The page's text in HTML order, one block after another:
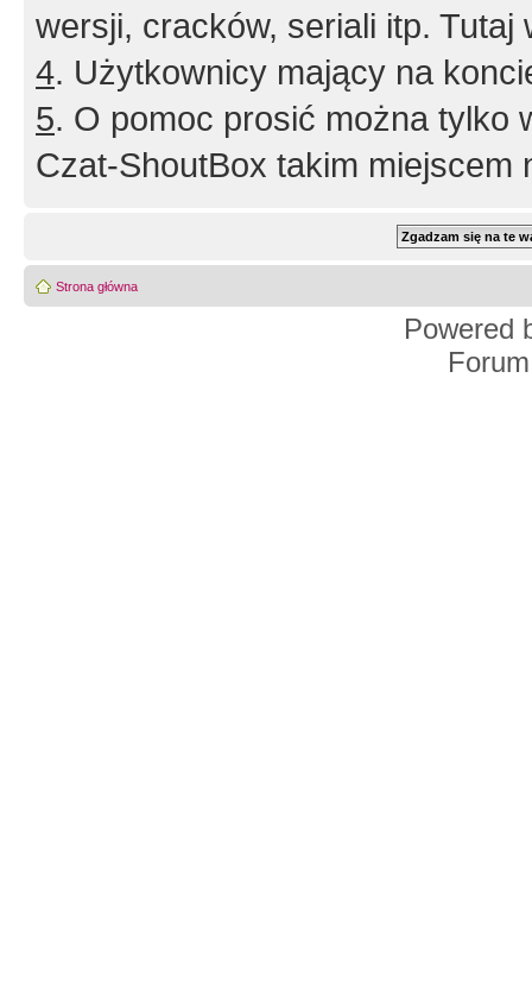
wersji, cracków, seriali itp. Tutaj
4. Użytkownicy mający na
5. O pomoc prosić można tylko
Czat-ShoutBox takim miejscem
Strona główna
Powered